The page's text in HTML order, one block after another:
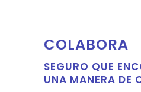
COLABORA
SEGURO QUE
UNA MANERA DE